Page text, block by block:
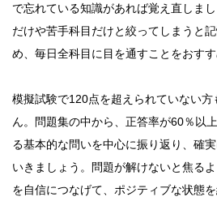
で忘れている知識があれば覚え直しま
だけや苦手科目だけと絞ってしまうと
め、毎日全科目に目を通すことをおすす
模擬試験で120点を超えられていない
ん。問題集の中から、正答率が60％以
る基本的な問いを中心に振り返り、確
いきましょう。問題が解けないと焦る
を自信につなげて、ポジティブな状態